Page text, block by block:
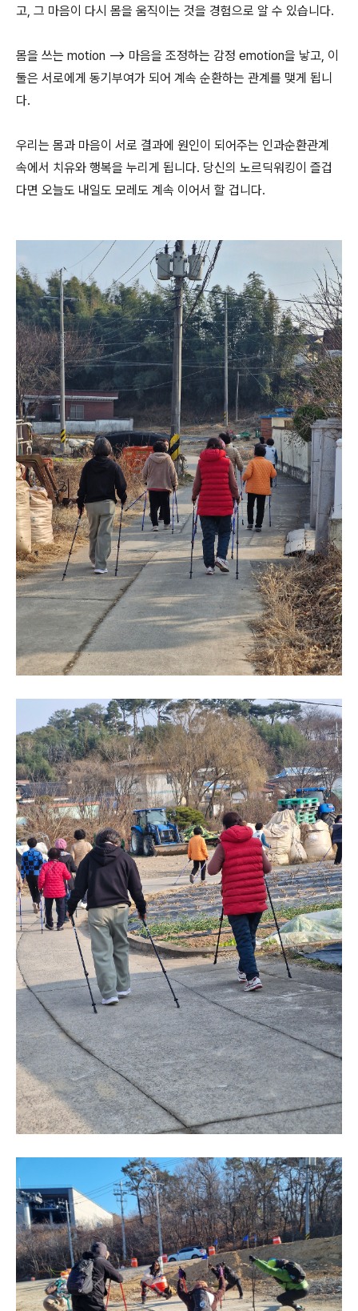
고, 그 마음이 다시 몸을 움직이는 것을 경험으로 알 수 있습니다.
몸을 쓰는 motion --> 마음을 조정하는 감정 emotion을 낳고, 이
둘은 서로에게 동기부여가 되어 계속 순환하는 관계를 맺게 됩니
다.
우리는 몸과 마음이 서로 결과에 원인이 되어주는 인과순환관계
속에서 치유와 행복을 누리게 됩니다. 당신의 노르딕워킹이 즐겁
다면 오늘도 내일도 모레도 계속 이어서 할 겁니다.